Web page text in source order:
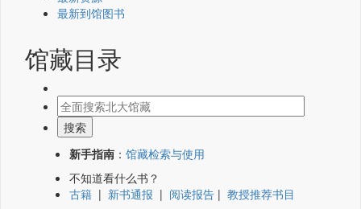
最新到馆图书
馆藏目录
新手指南 ： 馆藏检索与使用
不知道看什么书？
古籍 | 新书通报 | 阅读报告 | 教授推荐书目